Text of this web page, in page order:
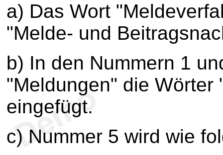
a) Das Wort
"Melde- und
b) In den Nummern 1
"Meldungen" die
eingefügt.
c) Nummer 5 wird wie